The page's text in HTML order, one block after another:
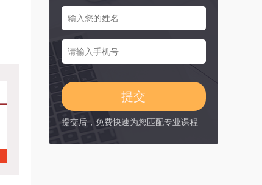
提交后，免费快速为您匹配专业课程